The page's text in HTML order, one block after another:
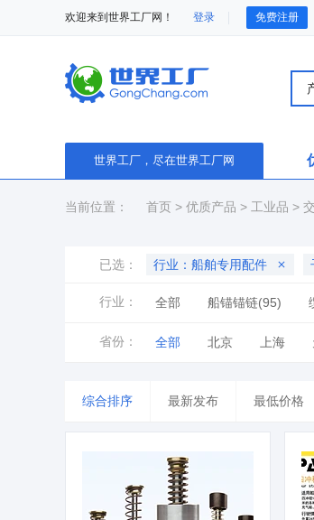
欢迎来到世界工厂网！ 登录 免费注册
世界工厂，尽在世界工厂网
当前位置： 首页 > 优质产品 > 工业品 >
已选： 行业：船舶专用配件
行业： 全部 船锚锚链(95)
省份： 全部 北京 上海
台湾 香港 澳门
综合排序 最新发布 最低价格